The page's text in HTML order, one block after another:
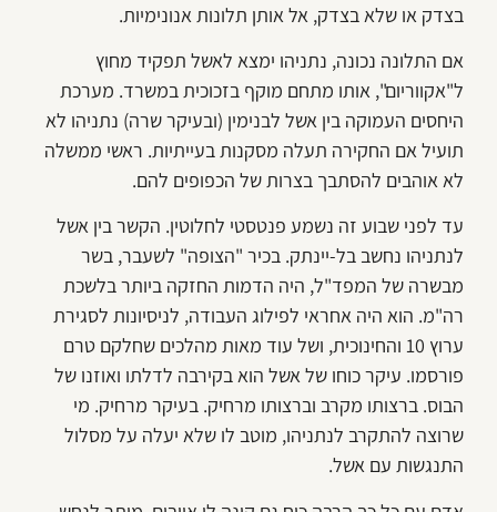
בצדק או שלא בצדק, אל אותן תלונות אנונימיות.
אם התלונה נכונה, נתניהו ימצא לאשל תפקיד מחוץ
ל"אקווריום", אותו מתחם מוקף בזכוכית במשרד. מערכת
היחסים העמוקה בין אשל לבנימין (ובעיקר שרה) נתניהו לא
תועיל אם החקירה תעלה מסקנות בעייתיות. ראשי ממשלה
לא אוהבים להסתבך בצרות של הכפופים להם.
עד לפני שבוע זה נשמע פנטסטי לחלוטין. הקשר בין אשל
לנתניהו נחשב בל-יינתק. בכיר "הצופה" לשעבר, בשר
מבשרה של המפד"ל, היה הדמות החזקה ביותר בלשכת
רה"מ. הוא היה אחראי לפילוג העבודה, לניסיונות לסגירת
ערוץ 10 והחינוכית, ושל עוד מאות מהלכים שחלקם טרם
פורסמו. עיקר כוחו של אשל הוא בקירבה לדלתו ואוזנו של
הבוס. ברצותו מקרב וברצותו מרחיק. בעיקר מרחיק. מי
שרוצה להתקרב לנתניהו, מוטב לו שלא יעלה על מסלול
התנגשות עם אשל.